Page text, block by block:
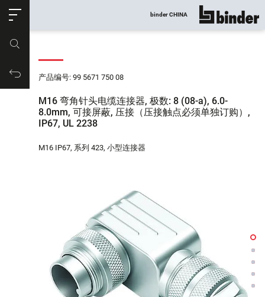
购物车
binder CHINA 显示所有
产品编号: 99 5671 750 08
M16 弯角针头电缆连接器, 极数: 8 (08-a), 6.0-
8.0mm, 可接屏蔽, 压接（压接触点必须单独订购）,
IP67, UL 2238
M16 IP67, 系列 423, 小型连接器